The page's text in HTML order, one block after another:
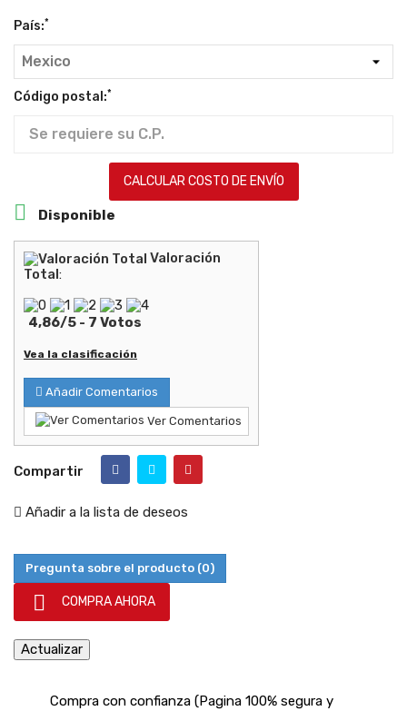
País:*
Código postal:*
CALCULAR COSTO DE ENVÍO
 Disponible
Valoración
Total:
4,86/5 - 7 Votos
Vea la clasificación
Añadir Comentarios
Ver Comentarios
Compartir
Añadir a la lista de deseos
Pregunta sobre el producto (0)
 COMPRA AHORA
Compra con confianza (Pagina 100% segura y